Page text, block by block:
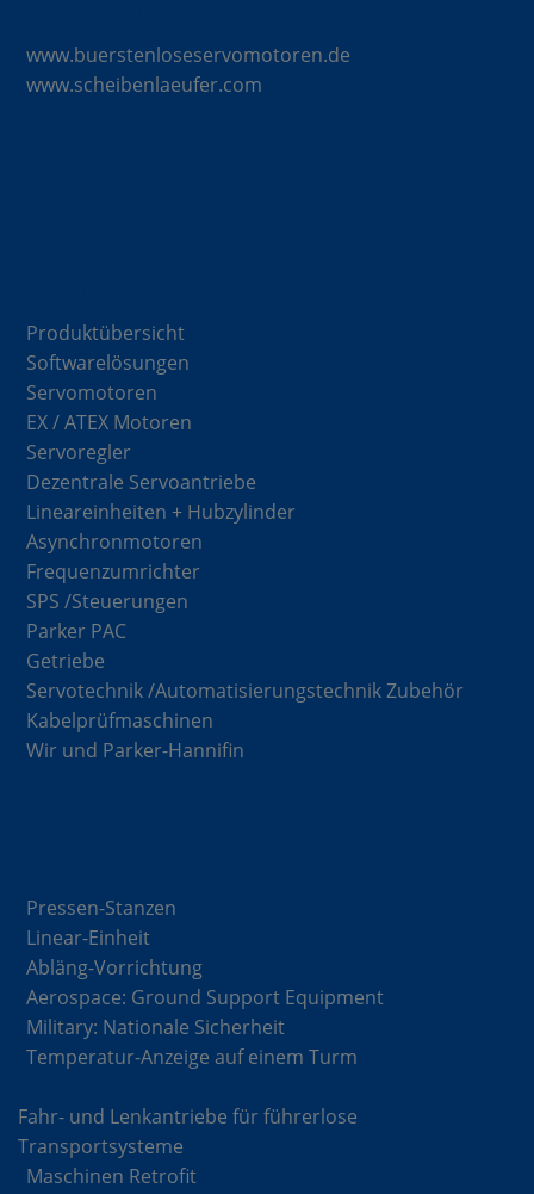
www.buerstenloseservomotoren.de
www.scheibenlaeufer.com
Produktübersicht
Softwarelösungen
Servomotoren
EX / ATEX Motoren
Servoregler
Dezentrale Servoantriebe
Lineareinheiten + Hubzylinder
Asynchronmotoren
Frequenzumrichter
SPS /Steuerungen
Parker PAC
Getriebe
Servotechnik /Automatisierungstechnik Zubehör
Kabelprüfmaschinen
Wir und Parker-Hannifin
Pressen-Stanzen
Linear-Einheit
Abläng-Vorrichtung
Aerospace: Ground Support Equipment
Military: Nationale Sicherheit
Temperatur-Anzeige auf einem Turm
Fahr- und Lenkantriebe für führerlose
Transportsysteme
Maschinen Retrofit